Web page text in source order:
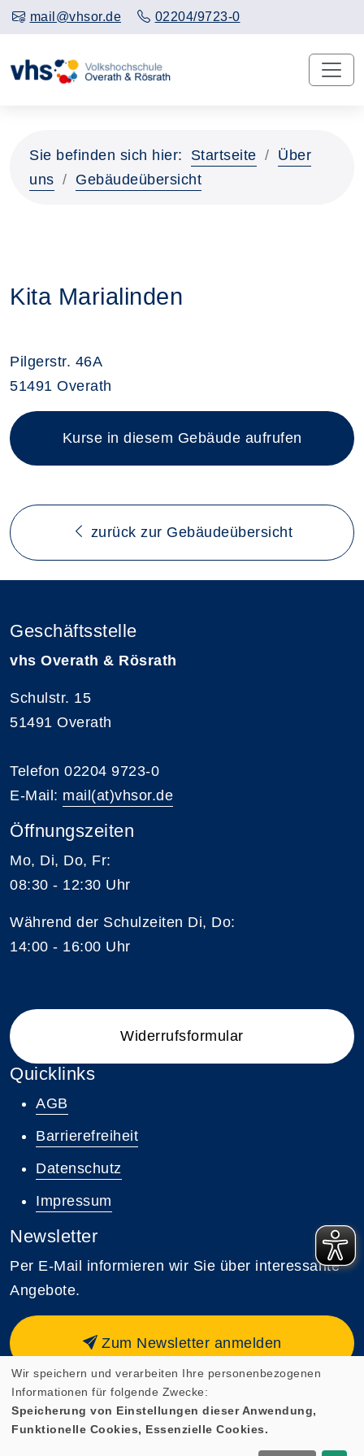
mail@vhsor.de 02204/9723-0
Sie befinden sich hier: Startseite
Über
uns
Gebäudeübersicht
Kita Marialinden
Pilgerstr. 46A
51491 Overath
Kurse in diesem Gebäude aufrufen
zurück zur Gebäudeübersicht
Geschäftsstelle
vhs Overath & Rösrath
Schulstr. 15
51491 Overath
Telefon 02204 9723-0
E-Mail: mail(at)vhsor.de
Öffnungszeiten
Mo, Di, Do, Fr:
08:30 - 12:30 Uhr
Während der Schulzeiten Di, Do:
14:00 - 16:00 Uhr
Widerrufsformular
Quicklinks
AGB
Barrierefreiheit
Datenschutz
Impressum
Newsletter
Per E-Mail informieren wir Sie über interessante
Angebote.
Zum Newsletter anmelden
Cookie Einstellungen
Wir speichern und verarbeiten Ihre personenbezogenen
Informationen für folgende Zwecke:
Speicherung von Einstellungen dieser Anwendung,
Funktionelle Cookies, Essenzielle Cookies.